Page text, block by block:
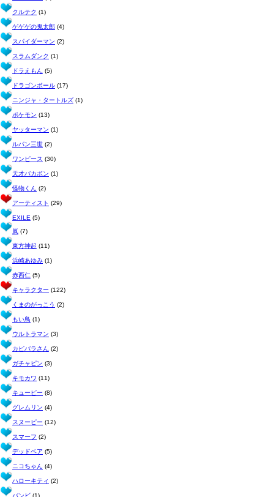
クルテク (1)
ゲゲゲの鬼太郎 (4)
スパイダーマン (2)
スラムダンク (1)
ドラえもん (5)
ドラゴンボール (17)
ニンジャ・タートルズ (1)
ポケモン (13)
ヤッターマン (1)
ルパン三世 (2)
ワンピース (30)
天才バカボン (1)
怪物くん (2)
アーティスト (29)
EXILE (5)
嵐 (7)
東方神起 (11)
浜崎あゆみ (1)
赤西仁 (5)
キャラクター (122)
くまのがっこう (2)
もい鳥 (1)
ウルトラマン (3)
カピバラさん (2)
ガチャピン (3)
キモカワ (11)
キューピー (8)
グレムリン (4)
スヌーピー (12)
スマーフ (2)
デッドベア (5)
ニコちゃん (4)
ハローキティ (2)
バンビ (1)